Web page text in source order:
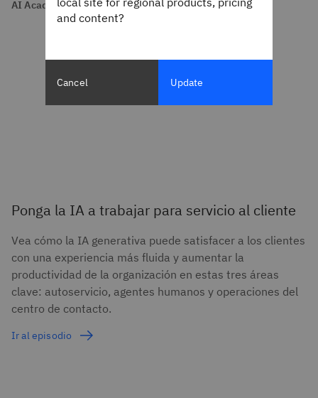
AI Academy
Ponga la IA a trabajar para servicio al cliente
Vea cómo la IA generativa puede satisfacer a los clientes
con una experiencia más fluida y aumentar la
productividad de la organización en estas tres áreas
clave: autoservicio, agentes humanos y operaciones del
centro de contacto.
Ir al episodio
and content?
Cancel Update